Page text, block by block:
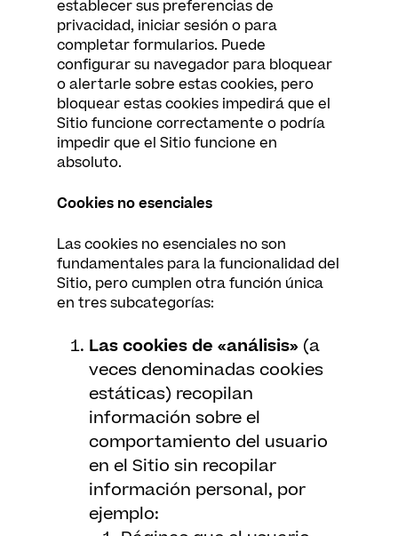
establecer sus preferencias de
privacidad, iniciar sesión o para
completar formularios. Puede
configurar su navegador para bloquear
o alertarle sobre estas cookies, pero
bloquear estas cookies impedirá que el
Sitio funcione correctamente o podría
impedir que el Sitio funcione en
absoluto.
Cookies no esenciales
Las cookies no esenciales no son
fundamentales para la funcionalidad del
Sitio, pero cumplen otra función única
en tres subcategorías:
Las cookies de «análisis» (a
veces denominadas cookies
estáticas) recopilan
información sobre el
comportamiento del usuario
en el Sitio sin recopilar
información personal, por
ejemplo: